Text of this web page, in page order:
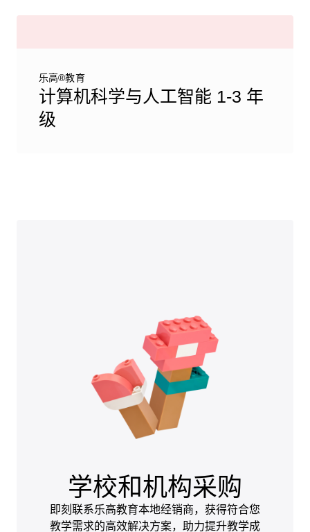
乐高®教育
计算机科学与人工智能 1-3 年
级
学校和机构采购
即刻联系乐高教育本地经销商，获得符合您
教学需求的高效解决方案，助力提升教学成